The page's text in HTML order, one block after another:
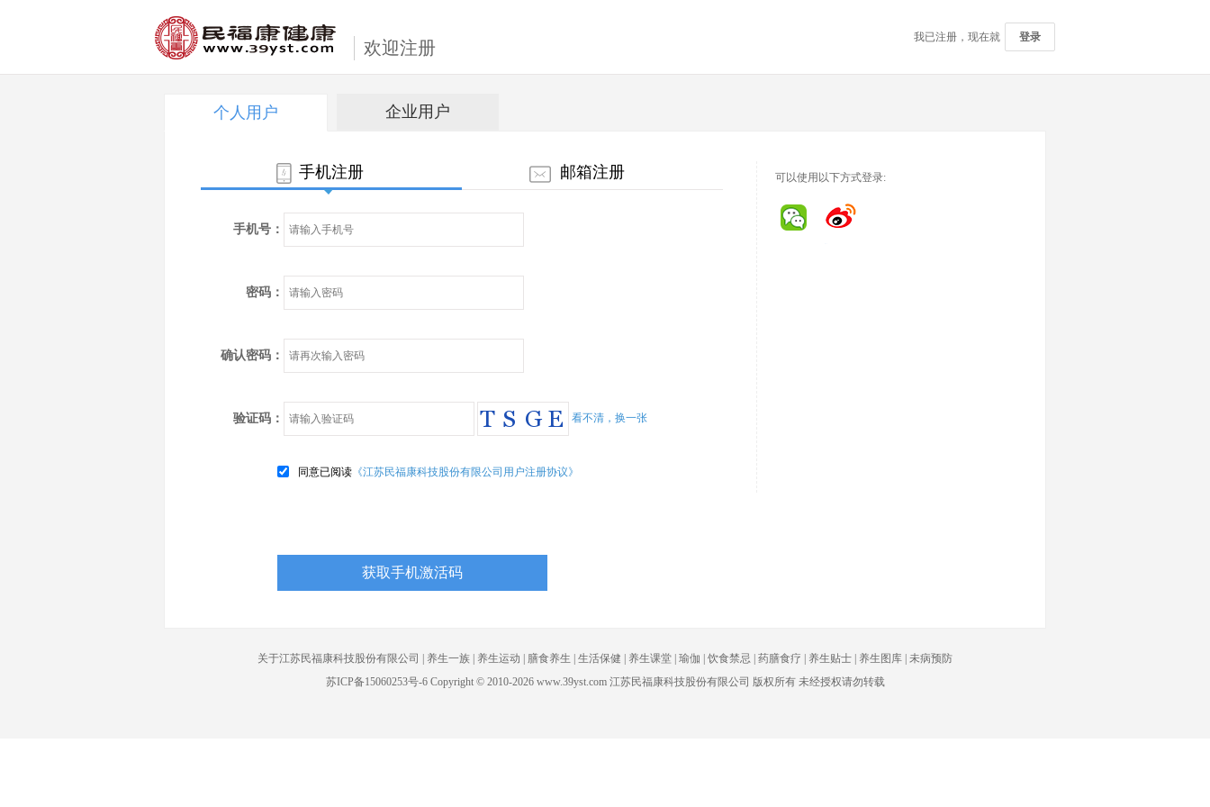
欢迎注册
我已注册，现在就 登录
个人用户 企业用户
手机注册 邮箱注册
手机号：
密码：
确认密码：
验证码： 看不清，换一张
同意已阅读 《江苏民福康科技股份有限公司用户注册协议》
可以使用以下方式登录:
关于江苏民福康科技股份有限公司 养生一族 养生运动 膳食养生 生活保健 养生课堂 瑜伽 饮食禁忌 药膳食疗 养生贴士 养生图库 未病预防
苏ICP备15060253号-6Copyright ©2010-2026 www.39yst.com 江苏民福康科技股份有限公司 版权所有 未经授权请勿转载